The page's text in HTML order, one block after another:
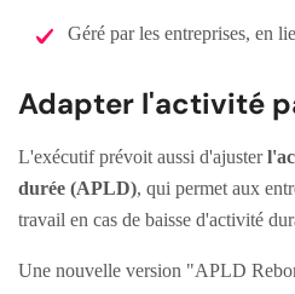
Géré par les entreprises, en
Adapter l'activité
L'exécutif prévoit aussi d'ajuster
durée (APLD), qui permet aux
travail en cas de baisse d'activité
Une nouvelle version "APLD